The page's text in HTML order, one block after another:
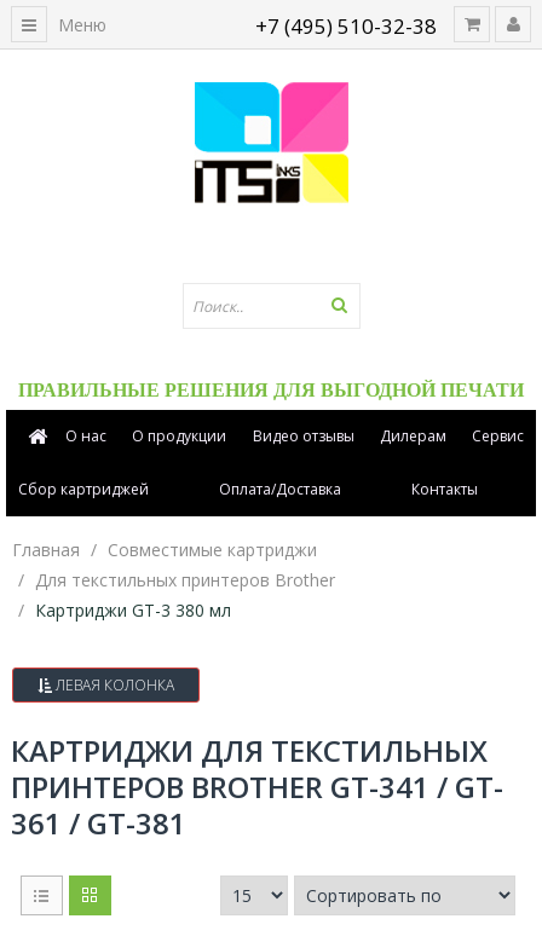
+7 (495) 510-32-38
ПРАВИЛЬНЫЕ РЕШЕНИЯ ДЛЯ ВЫГОДНОЙ ПЕЧАТИ
Меню
О нас О продукции Видео отзывы Дилерам Сервис
Сбор картриджей Оплата/Доставка Контакты
Главная
Совместимые картриджи
Для текстильных принтеров Brother
Картриджи GT-3 380 мл
ЛЕВАЯ КОЛОНКА
КАРТРИДЖИ ДЛЯ ТЕКСТИЛЬНЫХ
ПРИНТЕРОВ BROTHER GT-341 / GT-
361 / GT-381